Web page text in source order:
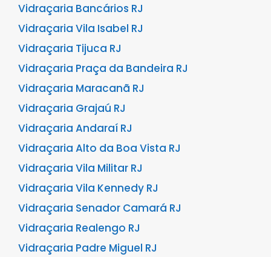
Vidraçaria Bancários RJ
Vidraçaria Vila Isabel RJ
Vidraçaria Tijuca RJ
Vidraçaria Praça da Bandeira RJ
Vidraçaria Maracanã RJ
Vidraçaria Grajaú RJ
Vidraçaria Andaraí RJ
Vidraçaria Alto da Boa Vista RJ
Vidraçaria Vila Militar RJ
Vidraçaria Vila Kennedy RJ
Vidraçaria Senador Camará RJ
Vidraçaria Realengo RJ
Vidraçaria Padre Miguel RJ